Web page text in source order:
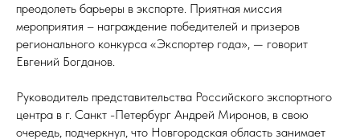
преодолеть барьеры в экспорте. Приятная миссия
мероприятия – награждение победителей и призеров
регионального конкурса «Экспортер года», — говорит
Евгений Богданов.
Руководитель представительства Российского экспортного
центра в г. Санкт -Петербург Андрей Миронов, в свою
очередь, подчеркнул, что Новгородская область занимает